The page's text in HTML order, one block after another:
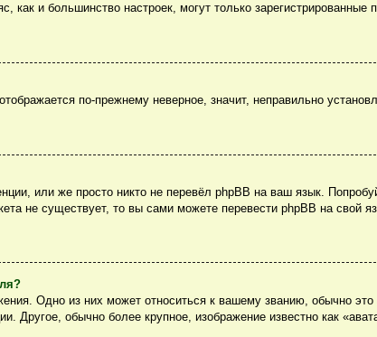
как и большинство настроек, могут только
по-прежнему неверное, значит, неправильно
или же просто никто не перевёл phpBB на ваш язык.
не существует, то вы сами можете перевести phpBB на
Одно из них может относиться к вашему званию, обычно
Другое, обычно более крупное, изображение известно как